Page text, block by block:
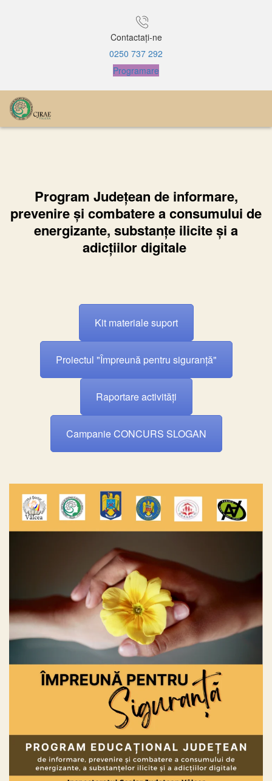
Contactați-ne
0250 737 292
Programare
Program Județean de informare,
prevenire și combatere a consumului de
energizante, substanțe ilicite și a
adicțiilor digitale
Kit materiale suport
Proiectul "Împreună pentru siguranță"
Raportare activități
Campanie CONCURS SLOGAN